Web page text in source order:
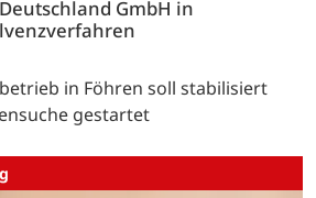
GmbH in
in Föhren soll stabilisiert
gestartet